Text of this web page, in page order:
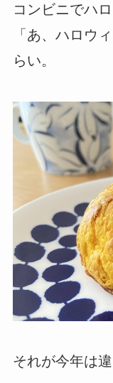
コンビニでハ
「あ、ハロウ
らい。
それが今年は違